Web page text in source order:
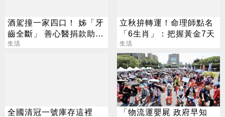
酒駕撞一家四口！ 姊「牙
齒全斷」 善心醫捐款助重
建
生活
立秋拚轉運！命理師點名
「6生肖」：把握黃金7天
生活
全國清冠一號庫存這裡
「物流運嬰屍 政府早知